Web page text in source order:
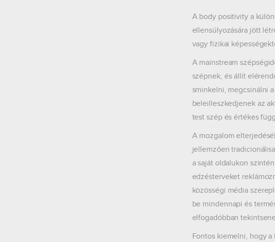
A body positivity a
ellensúlyozására jött
vagy fizikai
A mainstream
szépnek, és állít
sminkelni, megcsinálni
beleilleszkedjenek az
test szép és értékes
A mozgalom
jellemzően
a saját oldalukon
edzésterveket
közösségi média
be mindennapi és
elfogadóbban
Fontos kiemelni, hogy